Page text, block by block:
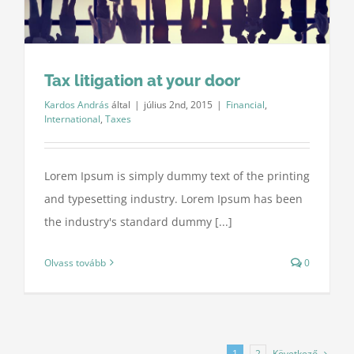
Tax litigation at your door
Kardos András által | július 2nd, 2015 | Financial,
International, Taxes
Lorem Ipsum is simply dummy text of the printing
and typesetting industry. Lorem Ipsum has been
the industry's standard dummy [...]
Olvass tovább 0